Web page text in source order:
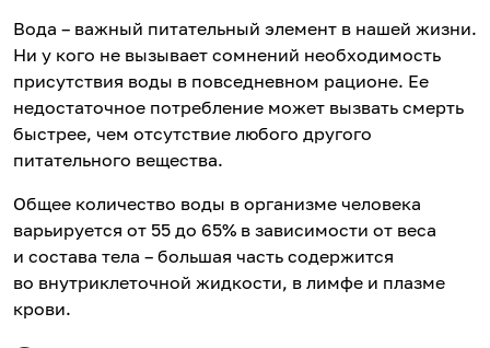
Вода – важный питательный элемент в нашей жизни.
Ни у кого не вызывает сомнений необходимость
присутствия воды в повседневном рационе. Ее
недостаточное потребление может вызвать смерть
быстрее, чем отсутствие любого другого
питательного вещества.
Общее количество воды в организме человека
варьируется от 55 до 65% в зависимости от веса
и состава тела – большая часть содержится
во внутриклеточной жидкости, в лимфе и плазме
крови.